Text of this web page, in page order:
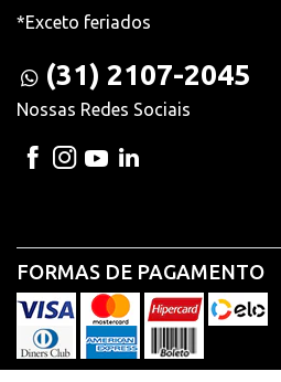
*Exceto feriados
(31) 2107-2045
Nossas Redes Sociais
FORMAS DE PAGAMENTO